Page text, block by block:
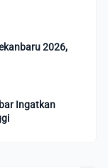
2026,
Ingatkan